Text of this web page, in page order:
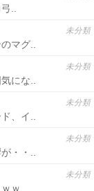
..
未分類
マグ..
未分類
にな..
未分類
、イ..
未分類
・・..
未分類
ｗ..